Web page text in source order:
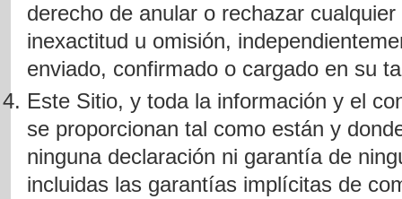
derecho de anular o rechazar
inexactitud u omisión,
enviado, confirmado o cargado en su
Este Sitio, y toda la información y el
se proporcionan tal como están y
ninguna declaración ni garantía de
incluidas las garantías implícitas de